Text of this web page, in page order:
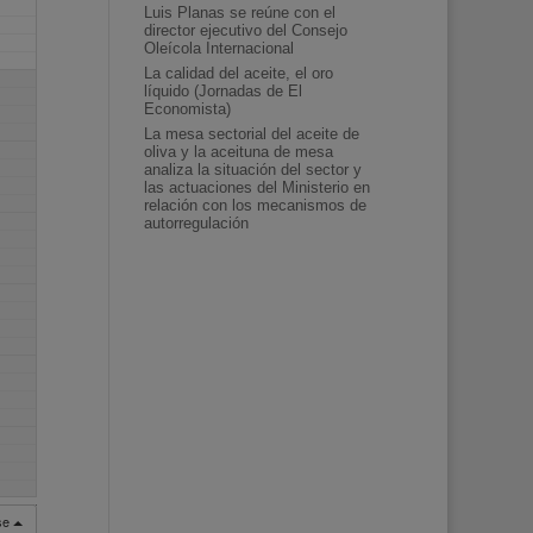
Luis Planas se reúne con el
director ejecutivo del Consejo
Oleícola Internacional
La calidad del aceite, el oro
líquido (Jornadas de El
Economista)
La mesa sectorial del aceite de
oliva y la aceituna de mesa
analiza la situación del sector y
las actuaciones del Ministerio en
relación con los mecanismos de
autorregulación